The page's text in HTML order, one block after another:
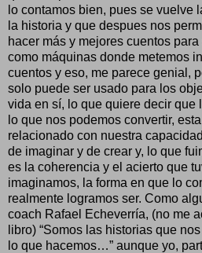
lo contamos bien, pues se vuelve
la historia y que despues nos
hacer más y mejores cuentos
como máquinas donde metemos
cuentos y eso, me parece genial,
solo puede ser usado para los
vida en sí, lo que quiere decir que
lo que nos podemos convertir,
relacionado con nuestra
de imaginar y de crear y, lo que
es la coherencia y el acierto que
imaginamos, la forma en que lo
realmente logramos ser. Como
coach Rafael Echeverría, (no me
libro) “Somos las historias que
lo que hacemos…” aunque yo,